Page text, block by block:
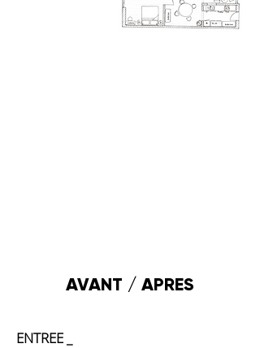
AVANT / APRES
ENTREE